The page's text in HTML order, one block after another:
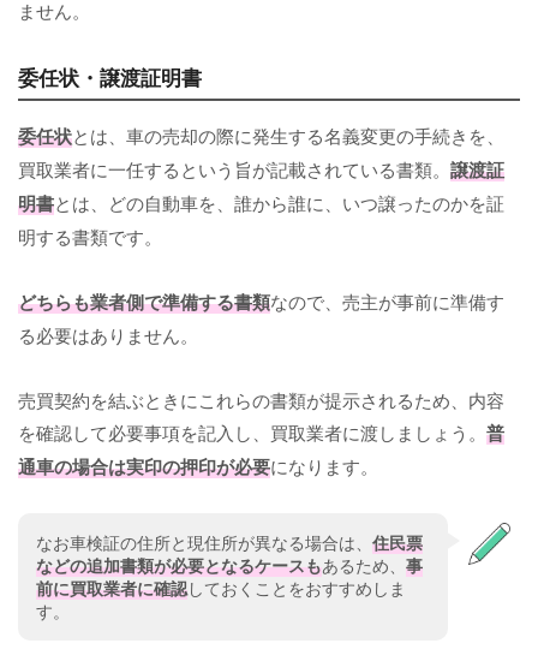
ません。
委任状・譲渡証明書
委任状とは、車の売却の際に発生する名義変更の手続きを、
買取業者に一任するという旨が記載されている書類。 譲渡証
明書とは、どの自動車を、誰から誰に、いつ譲ったのかを証
明する書類です。
どちらも業者側で準備する書類なので、売主が事前に準備す
る必要はありません。
売買契約を結ぶときにこれらの書類が提示されるため、内容
を確認して必要事項を記入し、買取業者に渡しましょう。 普
通車の場合は実印の押印が必要になります。
なお車検証の住所と現住所が異なる場合は、 住民票
などの追加書類が必要となるケースもあるため、 事
前に買取業者に確認しておくことをおすすめしま
す。